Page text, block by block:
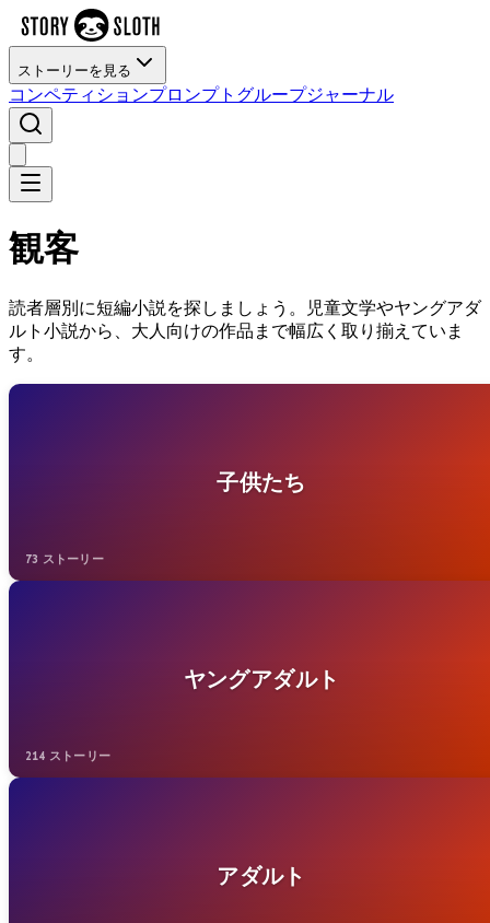
ストーリーを見る
コンペティションプロンプト グループジャーナル
観客
読者層別に短編小説を探しましょう。児童文学やヤングアダ
ルト小説から、大人向けの作品まで幅広く取り揃えていま
す。
子供たち
73 ストーリー
ヤングアダルト
214 ストーリー
アダルト